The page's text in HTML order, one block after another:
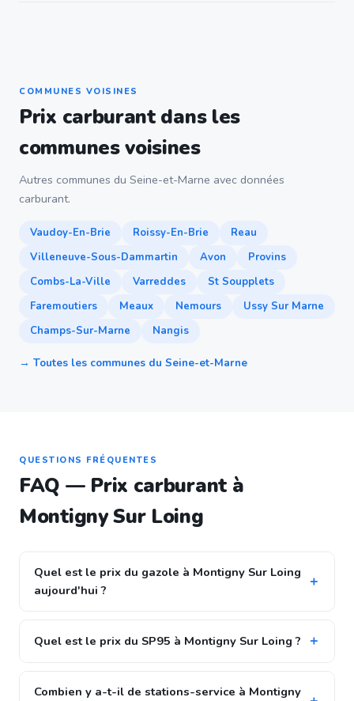
COMMUNES VOISINES
Prix carburant dans les
communes voisines
Autres communes du Seine-et-Marne avec données
carburant.
Vaudoy-En-Brie Roissy-En-Brie
Reau
Villeneuve-Sous-Dammartin
Avon
Provins
Combs-La-Ville
Varreddes
St Soupplets
Faremoutiers
Meaux Nemours
Ussy Sur Marne
Champs-Sur-Marne
Nangis
→ Toutes les communes du Seine-et-Marne
QUESTIONS FRÉQUENTES
FAQ — Prix carburant à
Montigny Sur Loing
Quel est le prix du gazole à Montigny Sur Loing
aujourd'hui ?
Quel est le prix du SP95 à Montigny Sur Loing ?
Combien y a-t-il de stations-service à Montigny